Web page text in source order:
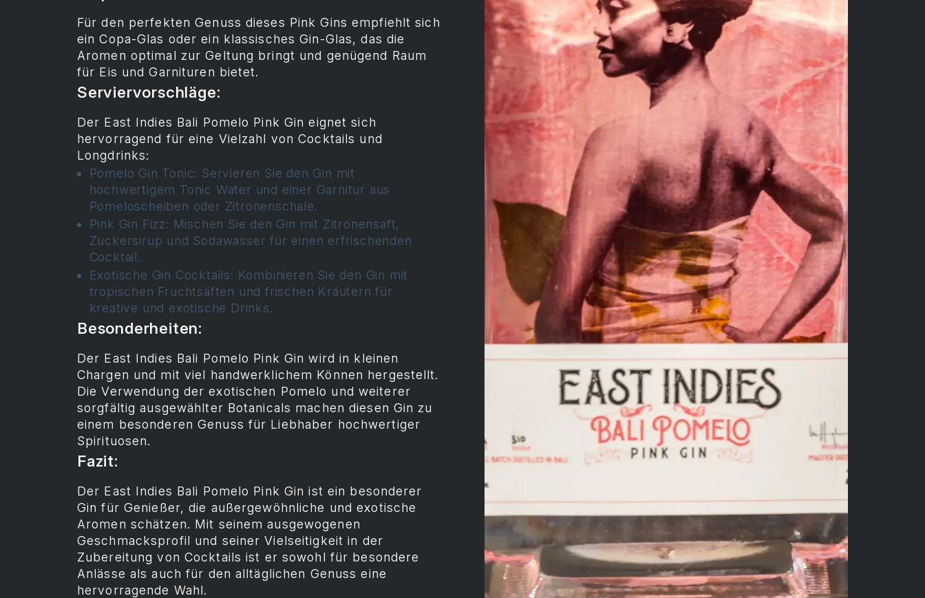
Für den perfekten Genuss dieses Pink Gins empfiehlt sich
ein Copa-Glas oder ein klassisches Gin-Glas, das die
Aromen optimal zur Geltung bringt und genügend Raum
für Eis und Garnituren bietet.
Serviervorschläge:
Der East Indies Bali Pomelo Pink Gin eignet sich
hervorragend für eine Vielzahl von Cocktails und
Longdrinks:
Pomelo Gin Tonic: Servieren Sie den Gin mit
hochwertigem Tonic Water und einer Garnitur aus
Pomeloscheiben oder Zitronenschale.
Pink Gin Fizz: Mischen Sie den Gin mit Zitronensaft,
Zuckersirup und Sodawasser für einen erfrischenden
Cocktail.
Exotische Gin Cocktails: Kombinieren Sie den Gin mit
tropischen Fruchtsäften und frischen Kräutern für
kreative und exotische Drinks.
Besonderheiten:
Der East Indies Bali Pomelo Pink Gin wird in kleinen
Chargen und mit viel handwerklichem Können hergestellt.
Die Verwendung der exotischen Pomelo und weiterer
sorgfältig ausgewählter Botanicals machen diesen Gin zu
einem besonderen Genuss für Liebhaber hochwertiger
Spirituosen.
Fazit:
Der East Indies Bali Pomelo Pink Gin ist ein besonderer
Gin für Genießer, die außergewöhnliche und exotische
Aromen schätzen. Mit seinem ausgewogenen
Geschmacksprofil und seiner Vielseitigkeit in der
Zubereitung von Cocktails ist er sowohl für besondere
Anlässe als auch für den alltäglichen Genuss eine
hervorragende Wahl.